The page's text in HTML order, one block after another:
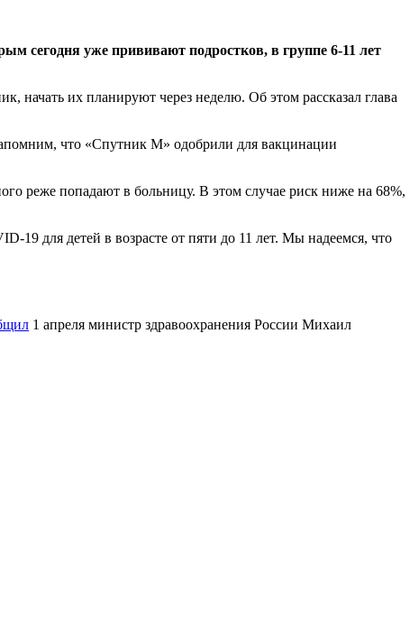
сегодня уже прививают подростков, в группе 6-11 лет
начать их планируют через неделю. Об этом рассказал глава
что «Спутник М» одобрили для вакцинации
реже попадают в больницу. В этом случае риск ниже на 68%,
для детей в возрасте от пяти до 11 лет. Мы надеемся, что
1 апреля министр здравоохранения России Михаил